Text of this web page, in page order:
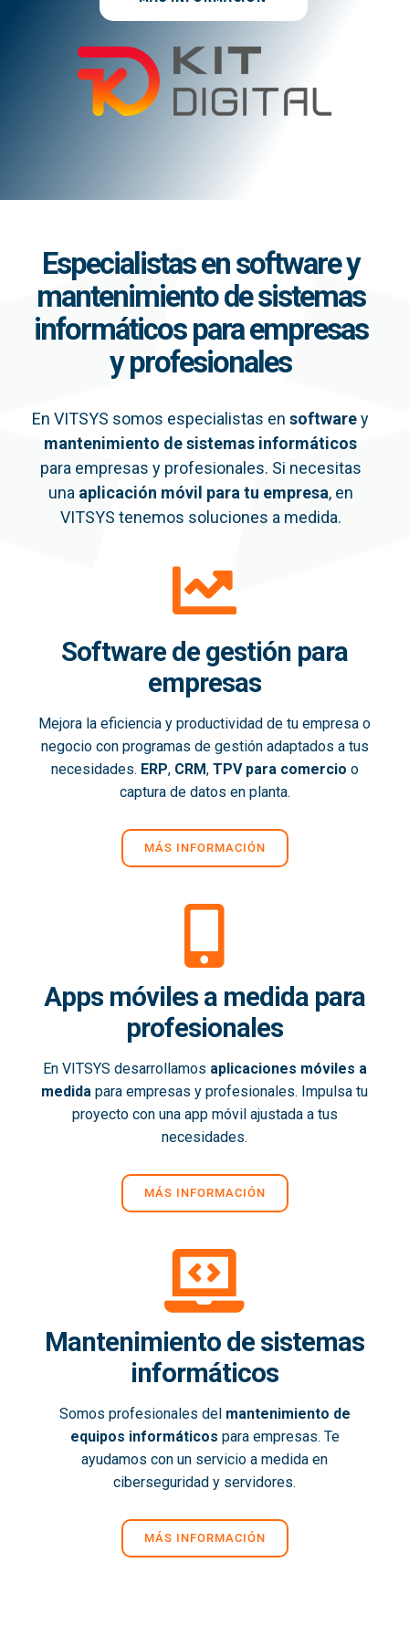
Especialistas en software y
mantenimiento de sistemas
informáticos para empresas
y profesionales
En VITSYS somos especialistas en softwarey
mantenimiento de sistemas informáticos
para empresas y profesionales. Si necesitas
una aplicación móvil para tu empresa, en
VITSYS tenemos soluciones a medida.
Software de gestión para
empresas
Mejora la eficiencia y productividad de tu empresa o
negocio con programas de gestión adaptados a tus
necesidades. ERP, CRM, TPV para comercio o
captura de datos en planta.
MÁS INFORMACIÓN
Apps móviles a medida para
profesionales
En VITSYS desarrollamos aplicaciones móviles a
medida para empresas y profesionales. Impulsa tu
proyecto con una app móvil ajustada a tus
necesidades.
MÁS INFORMACIÓN
Mantenimiento de sistemas
informáticos
Somos profesionales del mantenimiento de
equipos informáticos para empresas. Te
ayudamos con un servicio a medida en
ciberseguridad y servidores.
MÁS INFORMACIÓN